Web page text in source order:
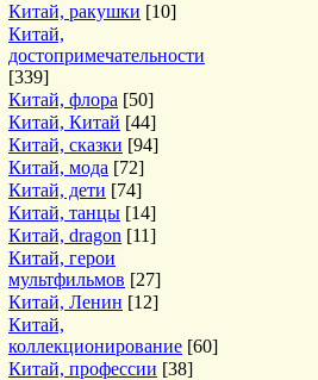
Китай, ракушки [10]
Китай,
достопримечательности
[339]
Китай, флора [50]
Китай, Китай [44]
Китай, сказки [94]
Китай, мода [72]
Китай, дети [74]
Китай, танцы [14]
Китай, dragon [11]
Китай, герои
мультфильмов [27]
Китай, Ленин [12]
Китай,
коллекционирование [60]
Китай, профессии [38]